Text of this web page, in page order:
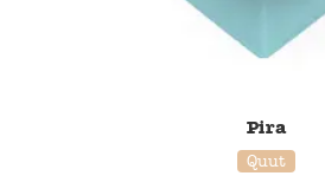
Pira
Quut